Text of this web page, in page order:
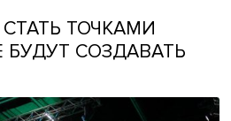
СТАТЬ ТОЧКАМИ
БУДУТ